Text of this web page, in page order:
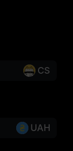
CS
UAH